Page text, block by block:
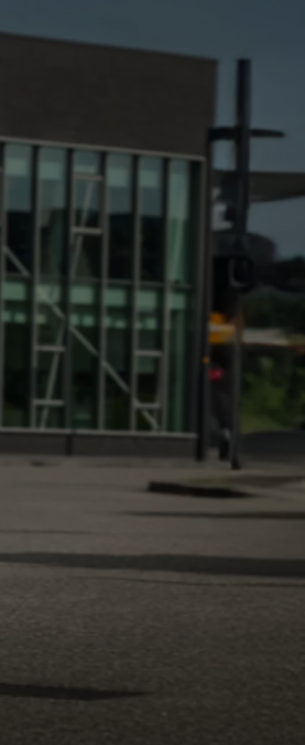
Cena już od 270 zł
GWARANCJĘ
DO 10 LAT
Zadbaj o klimatyzację
wymień filtr
Cena już od 270 zł